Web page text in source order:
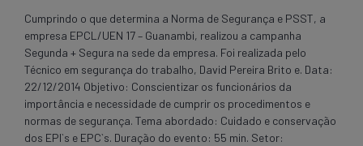
Cumprindo o que determina a Norma de Segurança e PSST, a
empresa EPCL/UEN 17 – Guanambi, realizou a campanha
Segunda + Segura na sede da empresa. Foi realizada pelo
Técnico em segurança do trabalho, David Pereira Brito e. Data:
22/12/2014 Objetivo: Conscientizar os funcionários da
importância e necessidade de cumprir os procedimentos e
normas de segurança. Tema abordado: Cuidado e conservação
dos EPI`s e EPC`s. Duração do evento: 55 min. Setor: